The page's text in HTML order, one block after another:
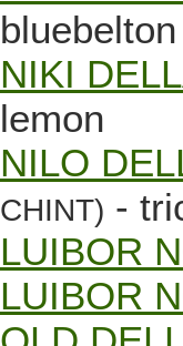
bluebelton
NIKI
lemon
NILO
CHINT) -
LUIBOR
LUIBOR